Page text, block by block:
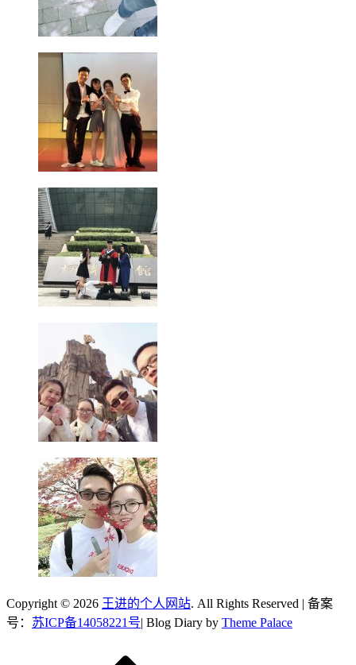
Copyright © 2026 王进的个人网站. All Rights Reserved | 备案
号： 苏ICP备14058221号| Blog Diary by Theme Palace